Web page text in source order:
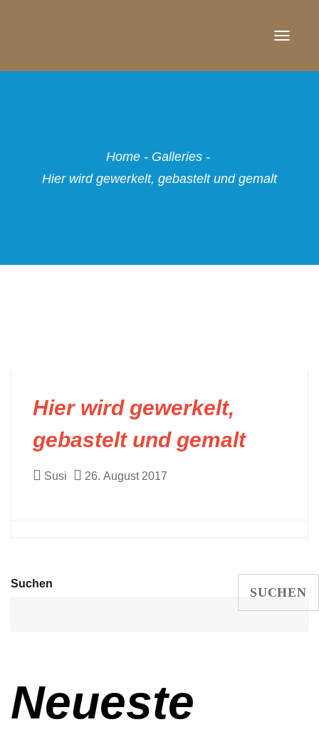
Home- Galleries-
Hier wird gewerkelt, gebastelt und gemalt
Hier wird gewerkelt,
gebastelt und gemalt
Susi 26. August 2017
Suchen
SUCHEN
Neueste